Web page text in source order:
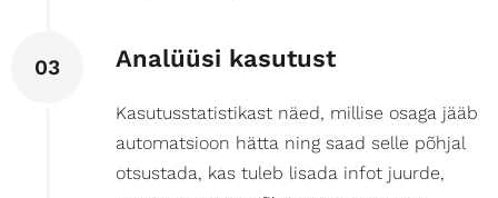
03 Analüüsi kasutust
Kasutusstatistikast näed, millise osaga jääb
automatsioon hätta ning saad selle põhjal
otsustada, kas tuleb lisada infot juurde,